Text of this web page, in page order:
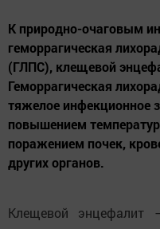
К природно-очаговым
геморрагическая
(ГЛПС), клещевой
Геморрагическая
тяжелое инфекционное
повышением
поражением почек,
других органов.
Клещевой энцефалит